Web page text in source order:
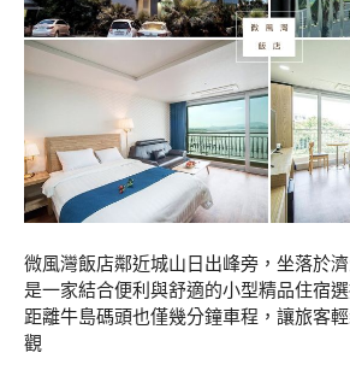
微風灣飯店鄰近城山日出峰旁，坐落於
是一家結合便利與舒適的小型精品住宿
距離牛島碼頭也僅幾分鐘車程，讓旅客
觀